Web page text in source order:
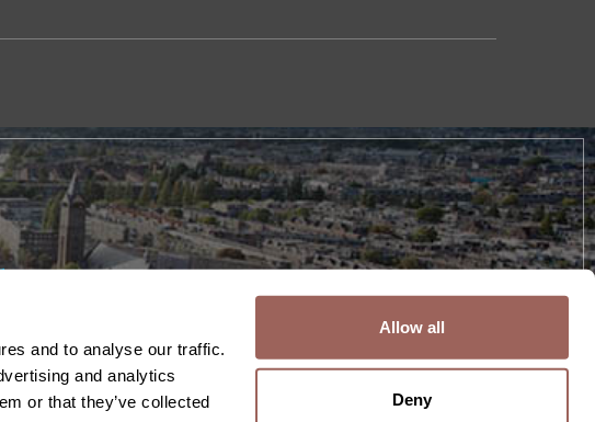
and to analyse our traffic.
and analytics
or that they’ve collected
Allow all
Deny